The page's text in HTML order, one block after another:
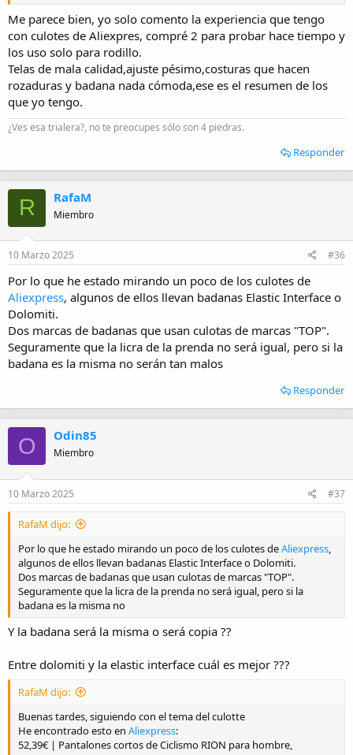
Me parece bien, yo solo comento la experiencia que tengo
con culotes de Aliexpres, compré 2 para probar hace tiempo y
los uso solo para rodillo.
Telas de mala calidad,ajuste pésimo,costuras que hacen
rozaduras y badana nada cómoda,ese es el resumen de los
que yo tengo.
¿Ves esa trialera?, no te preocupes sólo son 4 piedras.
Responder
R RafaM
Miembro
10 Marzo 2025 #36
Por lo que he estado mirando un poco de los culotes de
Aliexpress, algunos de ellos llevan badanas Elastic Interface o
Dolomiti.
Dos marcas de badanas que usan culotas de marcas "TOP".
Seguramente que la licra de la prenda no será igual, pero si la
badana es la misma no serán tan malos
Responder
O Odin85
Miembro
10 Marzo 2025 #37
RafaM dijo:
Por lo que he estado mirando un poco de los culotes deAliexpress
algunos de ellos llevan badanas Elastic Interface o Dolomiti.
Dos marcas de badanas que usan culotas de marcas "TOP".
Seguramente que la licra de la prenda no será igual, pero si la
badana es la misma no
Y la badana será la misma o será copia ??
Entre dolomiti y la elastic interface cuál es mejor ???
RafaM dijo:
Buenas tardes, siguiendo con el tema del culotte
He encontrado esto en Aliexpress:
52,39€ | Pantalones cortos de Ciclismo RION para hombre,